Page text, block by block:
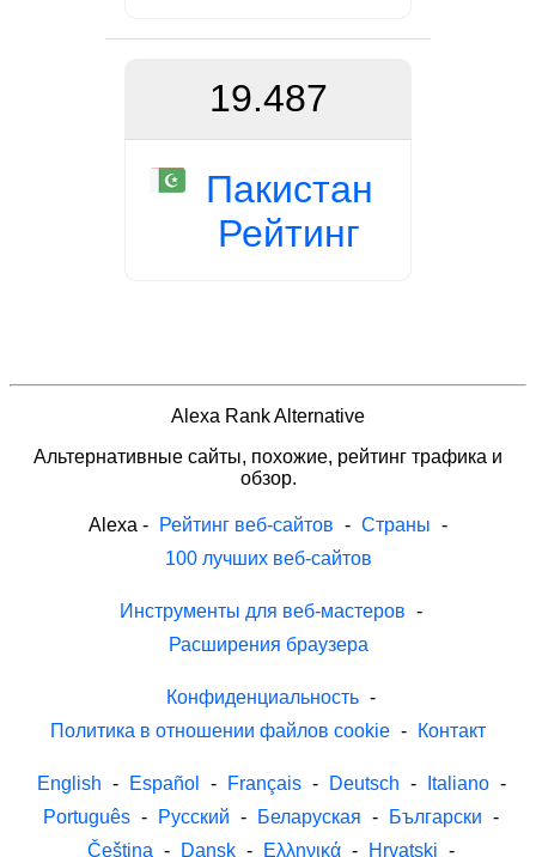
19.487
Пакистан
Рейтинг
Alexa Rank Alternative
Альтернативные сайты, похожие, рейтинг трафика и
обзор.
Alexa - Рейтинг веб-сайтов - Страны -
100 лучших веб-сайтов
Инструменты для веб-мастеров -
Расширения браузера
Конфиденциальность -
Политика в отношении файлов cookie - Контакт
English - Español - Français - Deutsch - Italiano -
Português - Русский - Беларуская - Български -
Čeština - Dansk - Ελληνικά - Hrvatski -